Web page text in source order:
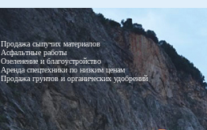
Продажа сыпучих материалов
Асфальтные работы
Озеленение и благоустройство
Аренда спецтехники по низким ценам
Продажа грунтов и органических удобрений